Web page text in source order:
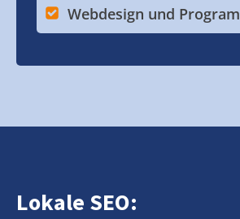
Webdesign und
Lokale SEO: